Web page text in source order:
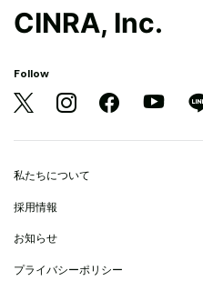
CINRA, Inc.
Follow
私たちについて
採用情報
お知らせ
プライバシーポリシー